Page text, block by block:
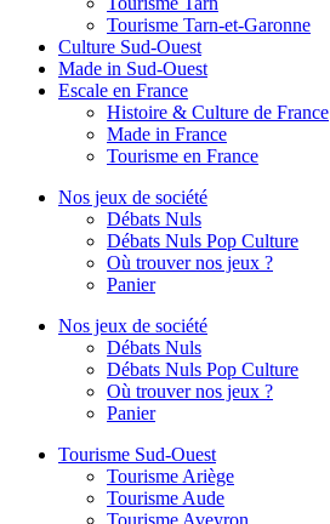
Tourisme Tarn-et-Garonne
Culture Sud-Ouest
Made in Sud-Ouest
Escale en France
Histoire & Culture de France
Made in France
Tourisme en France
Nos jeux de société
Débats Nuls
Débats Nuls Pop Culture
Où trouver nos jeux ?
Panier
Nos jeux de société
Débats Nuls
Débats Nuls Pop Culture
Où trouver nos jeux ?
Panier
Tourisme Sud-Ouest
Tourisme Ariège
Tourisme Aude
Tourisme Aveyron